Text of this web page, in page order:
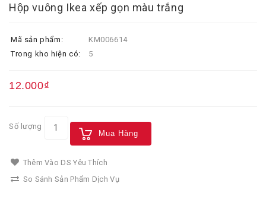
Hộp vuông Ikea xếp gọn màu trắng
Mã sản phẩm:
KM006614
Trong kho hiện có:
5
12.000₫
Số lượng
Mua Hàng
Thêm Vào DS Yêu Thích
So Sánh Sản Phẩm Dịch Vụ